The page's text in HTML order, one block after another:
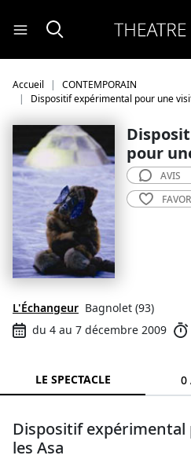
Accueil
CONTEMPORAIN
Dispositif expérimental pour une
pour
L'Échangeur Bagnolet (93)
du 4 au 7 décembre 2009
AVIS
LE SPECTACLE 0
Dispositif
les Asa